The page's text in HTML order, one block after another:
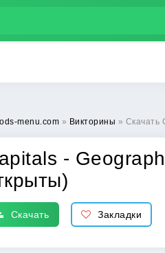
menu.com » Викторины » Скачать
-
Скачать Закладки